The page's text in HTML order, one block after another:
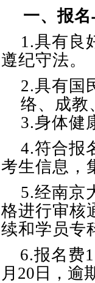
一、报
1.具有良
遵纪守法。
2.具有国
络、成教
3.身体健
4.符合报
考生信息，
5.经南京
格进行审核
续和学员专
6.报名费
月20日，逾